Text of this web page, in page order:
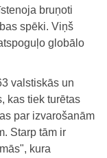
bruņoti
spēki. Viņš
globālo
valstiskās un
kas tiek turētas
par izvarošanām
Starp tām ir
kura